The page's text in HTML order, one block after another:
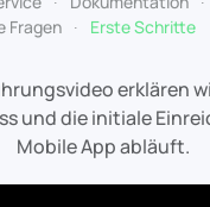
Fragen
Erste Schritte
erklären
und die initiale
Mobile App abläuft.